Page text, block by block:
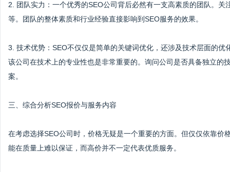
2. 团队实力：一个优秀的SEO公司背后必然有一支高素质的团队。
等。团队的整体素质和行业经验直接影响到SEO服务的效果。
3. 技术优势：SEO不仅仅是简单的关键词优化，还涉及技术层面的
该公司在技术上的专业性也是非常重要的。询问公司是否具备独立的
案。
三、综合分析SEO报价与服务内容
在考虑选择SEO公司时，价格无疑是一个重要的方面。但仅仅依靠
能在质量上难以保证，而高价并不一定代表优质服务。